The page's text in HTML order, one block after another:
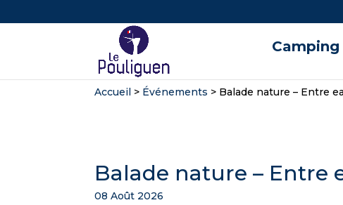
Accueil > Événements > Balade nature – Entre
Balade nature – Entre
08 Août 2026